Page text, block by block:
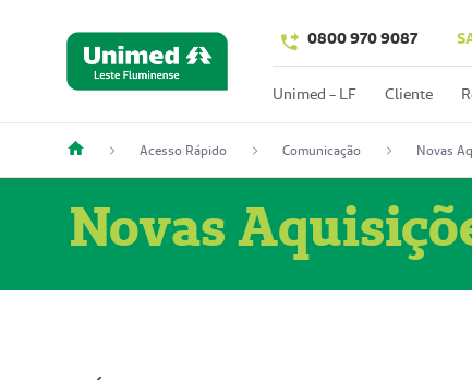
0800 970 9087
Unimed - LF Cliente
Acesso Rápido Comunicação Novas
Novas